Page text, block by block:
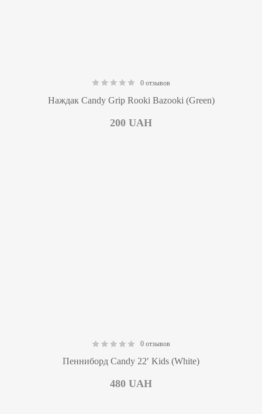
0 отзывов
Наждак Candy Grip Rooki Bazooki (Green)
200 UAH
0 отзывов
Пенниборд Candy 22′ Kids (White)
480 UAH